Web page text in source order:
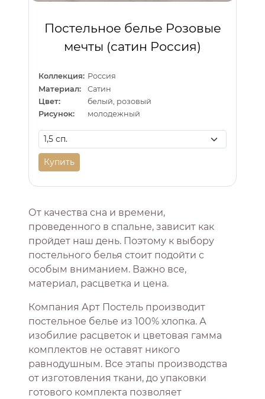
Постельное белье Розовые
мечты (сатин Россия)
Коллекция: Россия
Материал:
Сатин
Цвет:
белый, розовый
Рисунок:
молодежный
Купить
От качества сна и времени,
проведенного в спальне, зависит как
пройдет наш день. Поэтому к выбору
постельного белья стоит подойти с
особым вниманием. Важно все,
материал, расцветка и цена.
Компания Арт Постель производит
постельное белье из 100% хлопка. А
изобилие расцветок и цветовая гамма
комплектов не оставят никого
равнодушным. Все этапы производства
от изготовления ткани, до упаковки
готового комплекта позволяет